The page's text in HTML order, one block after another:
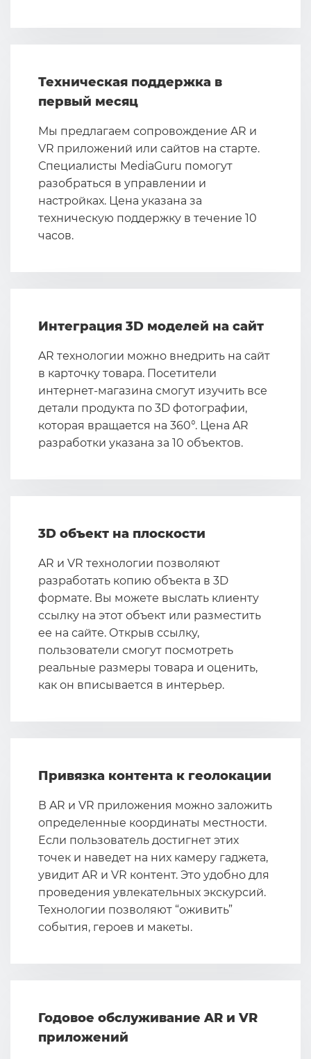
Техническая поддержка в
первый месяц
Мы предлагаем сопровождение AR и
VR приложений или сайтов на старте.
Специалисты MediaGuru помогут
разобраться в управлении и
настройках. Цена указана за
техническую поддержку в течение 10
часов.
Интеграция 3D моделей на сайт
AR технологии можно внедрить на сайт
в карточку товара. Посетители
интернет-магазина смогут изучить все
детали продукта по 3D фотографии,
которая вращается на 360°. Цена AR
разработки указана за 10 объектов.
3D объект на плоскости
AR и VR технологии позволяют
разработать копию объекта в 3D
формате. Вы можете выслать клиенту
ссылку на этот объект или разместить
ее на сайте. Открыв ссылку,
пользователи смогут посмотреть
реальные размеры товара и оценить,
как он вписывается в интерьер.
Привязка контента к геолокации
В AR и VR приложения можно заложить
определенные координаты местности.
Если пользователь достигнет этих
точек и наведет на них камеру гаджета,
увидит AR и VR контент. Это удобно для
проведения увлекательных экскурсий.
Технологии позволяют “оживить”
события, героев и макеты.
Годовое обслуживание AR и VR
приложений